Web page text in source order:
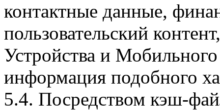
контактные данные,
пользовательский
Устройства и
информация подобного
5.4. Посредством кэш-